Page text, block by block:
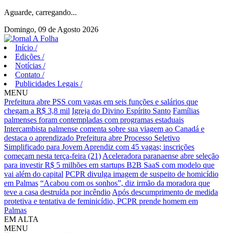
Aguarde, carregando...
Domingo, 09 de Agosto 2026
Início /
Edições /
Notícias /
Contato /
Publicidades Legais /
MENU
Prefeitura abre PSS com vagas em seis funções e salários que
chegam a R$ 3,8 mil Igreja do Divino Espírito Santo Famílias
palmenses foram contempladas com programas estaduais
Intercambista palmense comenta sobre sua viagem ao Canadá e
destaca o aprendizado Prefeitura abre Processo Seletivo
Simplificado para Jovem Aprendiz com 45 vagas; inscrições
começam nesta terça-feira (21) Aceleradora paranaense abre seleção
para investir R$ 5 milhões em startups B2B SaaS com modelo que
vai além do capital PCPR divulga imagem de suspeito de homicídio
em Palmas “Acabou com os sonhos”, diz irmão da moradora que
teve a casa destruída por incêndio Após descumprimento de medida
protetiva e tentativa de feminicídio, PCPR prende homem em
Palmas
EM ALTA
MENU